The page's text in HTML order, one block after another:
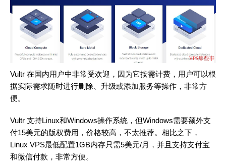
Vultr 在国内用户中非常受欢迎，因为它按需计费，用户可以根
据实际需求随时进行删除、升级或添加服务等操作，非常方
便。
Vultr 支持Linux和Windows操作系统，但Windows需要额外支
付15美元的版权费用，价格较高，不太推荐。相比之下，
Linux VPS最低配置1GB内存只需5美元/月，并且支持支付宝
和微信付款，非常方便。